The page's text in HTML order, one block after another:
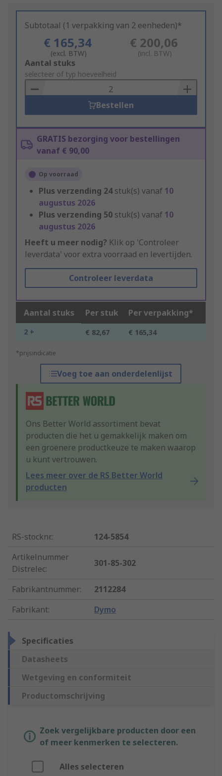
Subtotaal (1 verpakking van 2 eenheden)*
€ 165,34
(excl. BTW)
€ 200,06
(incl. BTW)
Add
to
Basket
Aantal stuks
selecteer of typ hoeveelheid
Bestellen
GRATIS bezorging voor bestellingen
vanaf € 90,00
Op voorraad
Plus verzending 24stuk(s) vanaf 10
augustus 2026
Plus verzending 50 stuk(s) vanaf 10
augustus 2026
Heeft u meer nodig? Klik op 'Controleer
leverdata' voor extra voorraad en levertijden.
Controleer leverdata
Aantal stuks Per stuk Per verpakking*
2 + € 82,67 € 165,34
*prijsindicatie
Voeg toe aan onderdelenlijst
Ons Better World assortiment bevat
producten die het u gemakkelijk maken om
een groenere productkeuze te maken waarop
u kunt vertrouwen.
Lees meer over de RS Better World
producten
RS-stocknr.:
124-5854
Artikelnummer
Distrelec:
301-85-302
Fabrikantnummer:
2112284
Fabrikant: Dymo
Specificaties
Datasheets
Wetgeving en conformiteit
Productomschrijving
Zoek vergelijkbare producten door een
of meer kenmerken te selecteren.
Alles selecteren